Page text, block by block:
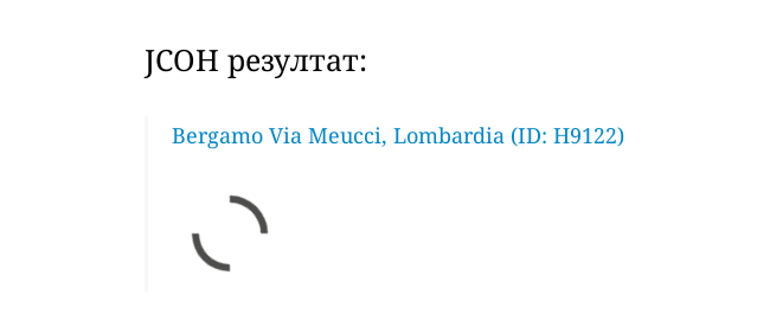
ЈСОН резултат:
Bergamo Via Meucci, Lombardia (ID: H9122)